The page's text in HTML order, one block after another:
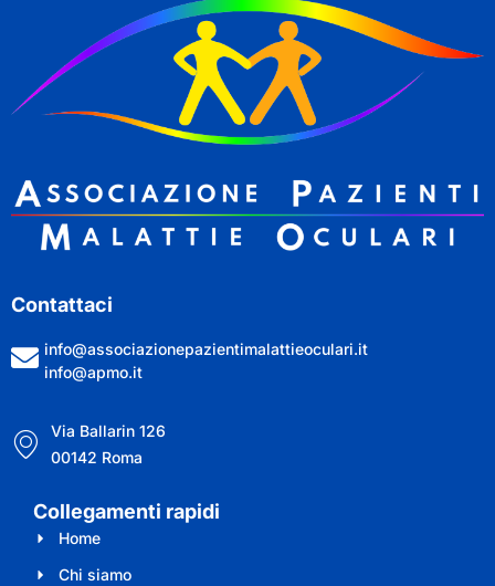
Contattaci
info@associazionepazientimalattieoculari.it
info@apmo.it
Via Ballarin 126
00142 Roma
Collegamenti rapidi
Home
Chi siamo